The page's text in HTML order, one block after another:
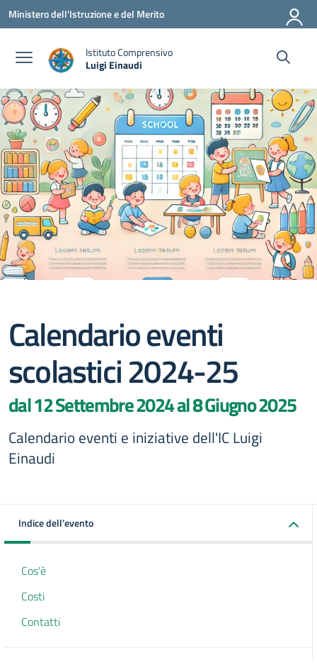
Vai ai contenuti
Vai al menu di navigazione
Vai al footer
Ministero dell'Istruzione e del Merito
Istituto Comprensivo
Luigi Einaudi
— Visita la pagina iniziale della scuola
Calendario eventi
scolastici 2024-25
dal 12 Settembre 2024 al 8 Giugno 2025
Calendario eventi e iniziative dell'IC Luigi
Einaudi
Indice dell'evento
Cos'è
Costi
Contatti